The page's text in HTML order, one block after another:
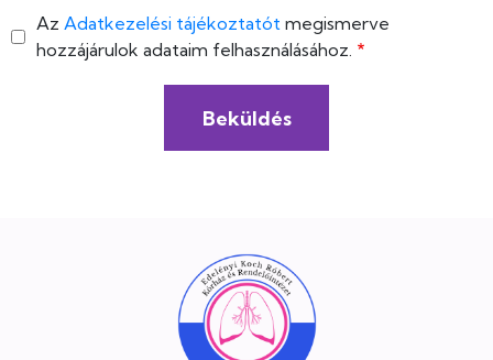
Az Adatkezelési tájékoztatót megismerve
hozzájárulok adataim felhasználásához.